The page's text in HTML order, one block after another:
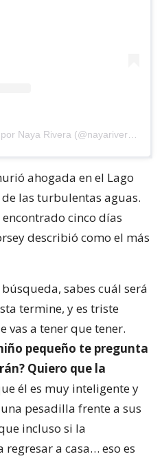
ahogada en el Lago
las turbulentas aguas.
cinco días
describió como el más
sabes cuál será
termine, y es triste
vas a tener que tener.
pequeño te pregunta
Quiero que la
él es muy inteligente y
pesadilla frente a sus
incluso si la
a casa… eso es